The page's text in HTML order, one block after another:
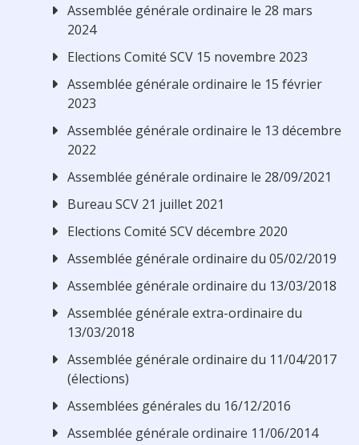
Assemblée générale ordinaire le 28 mars
2024
Elections Comité SCV 15 novembre 2023
Assemblée générale ordinaire le 15 février
2023
Assemblée générale ordinaire le 13 décembre
2022
Assemblée générale ordinaire le 28/09/2021
Bureau SCV 21 juillet 2021
Elections Comité SCV décembre 2020
Assemblée générale ordinaire du 05/02/2019
Assemblée générale ordinaire du 13/03/2018
Assemblée générale extra-ordinaire du
13/03/2018
Assemblée générale ordinaire du 11/04/2017
(élections)
Assemblées générales du 16/12/2016
Assemblée générale ordinaire 11/06/2014